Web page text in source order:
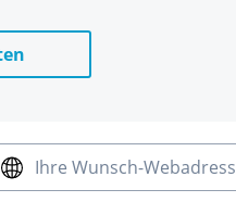
Ihre Wunsch-